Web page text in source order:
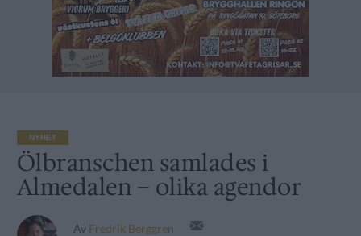
NYHET
Ölbranschen samlades i
Almedalen – olika agendor
Av Fredrik Berggren